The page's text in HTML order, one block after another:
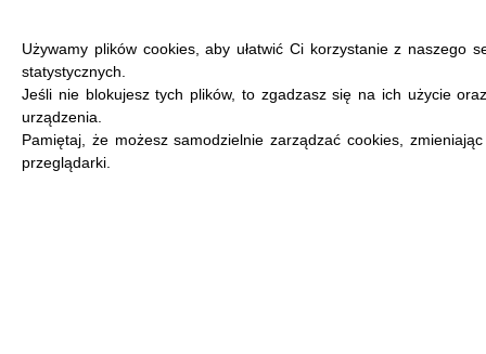
Używamy plików cookies, aby ułatwić Ci korzystanie z naszego
statystycznych.
Jeśli nie blokujesz tych plików, to zgadzasz się na ich użycie
urządzenia.
Pamiętaj, że możesz samodzielnie zarządzać cookies,
przeglądarki.
MENU